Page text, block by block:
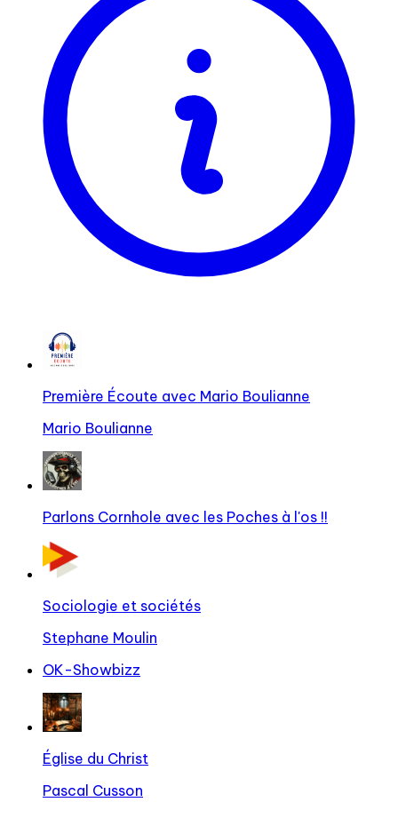
Première Écoute avec Mario Boulianne
Mario Boulianne
Parlons Cornhole avec les Poches à l'os !!
Sociologie et sociétés
Stephane Moulin
OK-Showbizz
Église du Christ
Pascal Cusson